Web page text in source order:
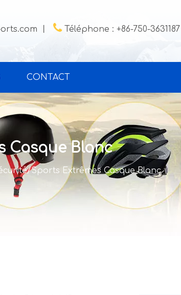
 Téléphone : +86-750-3631187
CONTACT
Casque Blanc
Sports Extrêmes Casque Blanc